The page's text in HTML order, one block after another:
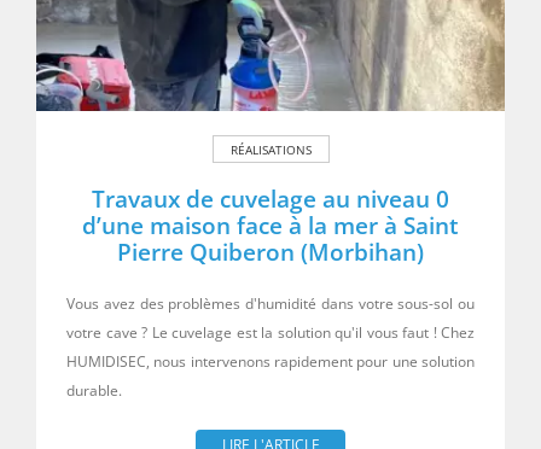
RÉALISATIONS
Travaux de cuvelage au niveau 0
d’une maison face à la mer à Saint
Pierre Quiberon (Morbihan)
Vous avez des problèmes d'humidité dans votre sous-sol ou
votre cave ? Le cuvelage est la solution qu'il vous faut ! Chez
HUMIDISEC, nous intervenons rapidement pour une solution
durable.
LIRE L'ARTICLE